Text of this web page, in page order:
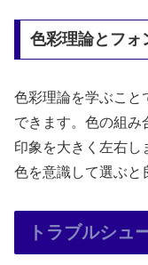
色彩理論とフォ
色彩理論を学ぶこと
できます。色の組み
印象を大きく左右し
色を意識して選ぶと
トラブルシュ